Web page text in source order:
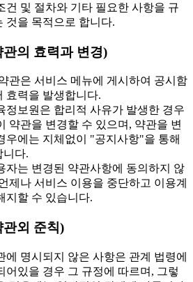
건 및 절차와 기타 필요한 사항을 규
것을 목적으로 합니다.
관의 효력과 변경)
관은 서비스 메뉴에 게시하여 공시함
효력을 발생합니다.
보원은 합리적 사유가 발생한 경우
약관을 변경할 수 있으며, 약관을 변
우에는 지체없이 "공지사항"을 통해
니다.
는 변경된 약관사항에 동의하지 않
제나 서비스 이용을 중단하고 이용계
지할 수 있습니다.
관외 준칙)
에 명시되지 않은 사항은 관계 법령에
어있을 경우 그 규정에 따르며, 그렇